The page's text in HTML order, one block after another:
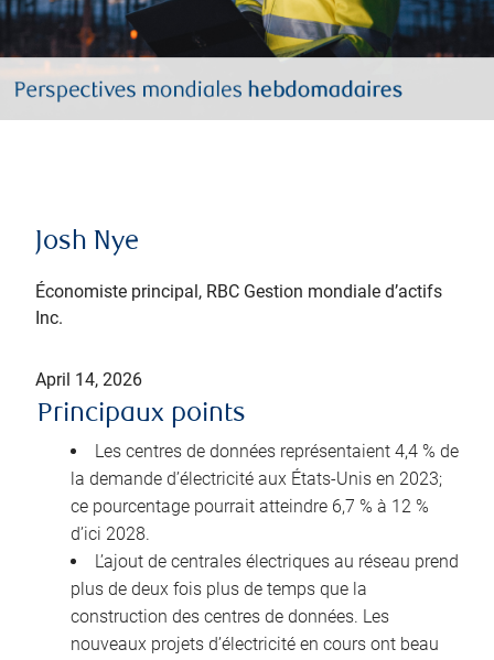
Josh Nye
Économiste principal, RBC Gestion mondiale d’actifs
Inc.
April 14, 2026
Principaux points
Les centres de données représentaient 4,4 % de
la demande d’électricité aux États-Unis en 2023;
ce pourcentage pourrait atteindre 6,7 % à 12 %
d’ici 2028.
L’ajout de centrales électriques au réseau prend
plus de deux fois plus de temps que la
construction des centres de données. Les
nouveaux projets d’électricité en cours ont beau